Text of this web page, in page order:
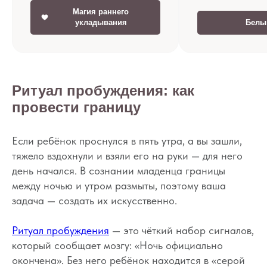
Магия раннего
укладывания
Ритуал пробуждения: как
провести границу
Если ребёнок проснулся в пять утра, а вы зашли,
тяжело вздохнули и взяли его на руки — для него
день начался. В сознании младенца границы
между ночью и утром размыты, поэтому ваша
задача — создать их искусственно.
Ритуал пробуждения — это чёткий набор сигналов,
который сообщает мозгу: «Ночь официально
окончена». Без него ребёнок находится в «серой